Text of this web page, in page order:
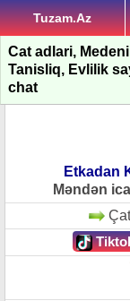
Tuzam.Az
Cat adlari,
Tanisliq, Evlilik
chat
Etkadan
Məndən